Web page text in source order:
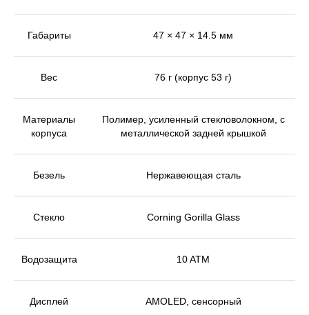
Габариты 47 × 47 × 14.5 мм
Вес 76 г (корпус 53 г)
Материалы
корпуса
Полимер, усиленный стекловолокном, с
металлической задней крышкой
Безель Нержавеющая сталь
Стекло Corning Gorilla Glass
Водозащита 10 ATM
Дисплей AMOLED, сенсорный